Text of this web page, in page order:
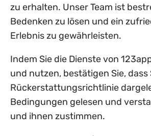
zu erhalten. Unser Team ist
Bedenken zu lösen und ein
Erlebnis zu gewährleisten.
Indem Sie die Dienste von
und nutzen, bestätigen Sie, dass
Rückerstattungsrichtlinie
Bedingungen gelesen und
und ihnen zustimmen.